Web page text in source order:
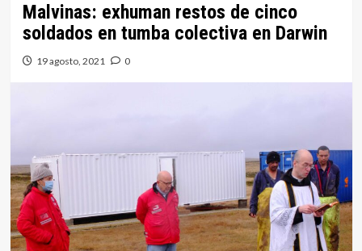
Malvinas: exhuman restos de cinco
soldados en tumba colectiva en Darwin
19 agosto, 2021 0